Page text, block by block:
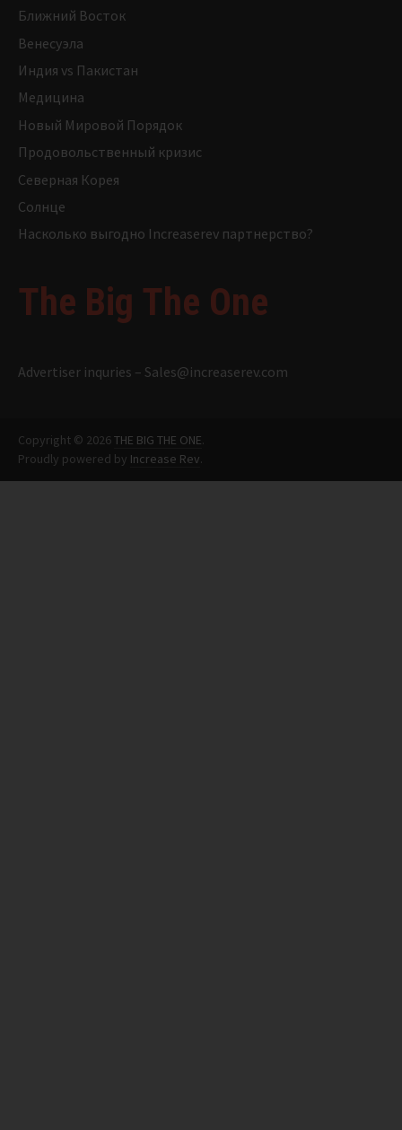
Ближний Восток
Венесуэла
Индия vs Пакистан
Медицина
Новый Мировой Порядок
Продовольственный кризис
Северная Корея
Солнце
Насколько выгодно Increaserev партнерство?
The Big The One
Advertiser inquries – Sales@increaserev.com
Copyright © 2026THE BIG THE ONE.
Proudly powered by Increase Rev.